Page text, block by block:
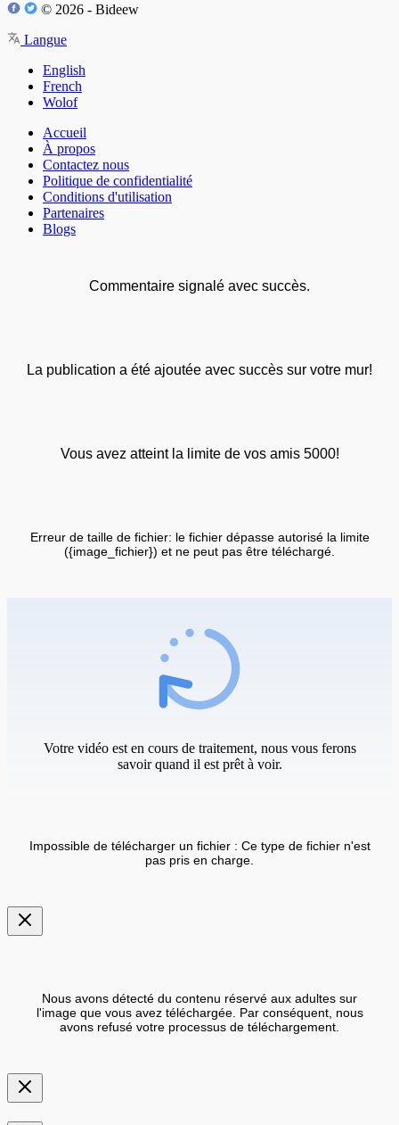
© 2026 - Bideew
Langue
English
French
Wolof
Accueil
À propos
Contactez nous
Politique de confidentialité
Conditions d'utilisation
Partenaires
Blogs
Commentaire signalé avec succès.
La publication a été ajoutée avec succès sur votre mur!
Vous avez atteint la limite de vos amis 5000!
Erreur de taille de fichier: le fichier dépasse autorisé la limite
({image_fichier}) et ne peut pas être téléchargé.
Votre vidéo est en cours de traitement, nous vous ferons
savoir quand il est prêt à voir.
Impossible de télécharger un fichier : Ce type de fichier n'est
pas pris en charge.
Nous avons détecté du contenu réservé aux adultes sur
l'image que vous avez téléchargée. Par conséquent, nous
avons refusé votre processus de téléchargement.